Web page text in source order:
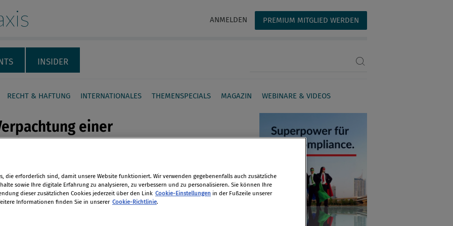
ANMELDEN PREMIUM MITGLIED WERDEN
INSIDER
RECHT & HAFTUNG INTERNATIONALES THEMENSPECIALS MAGAZIN WEBINARE & VIDEOS
einer
entgegen dem
ist
oder sonstige Überlassung
die erforderlich sind, damit unsere Website funktioniert. Wir verwenden gegebenenfalls auch zusätzliche
sowie Ihre digitale Erfahrung zu analysieren, zu verbessern und zu personalisieren. Sie können Ihre
dieser zusätzlichen Cookies jederzeit über den Link Cookie-Einstellungen in der Fußzeile unserer
Informationen finden Sie in unserer Cookie-Richtlinie.